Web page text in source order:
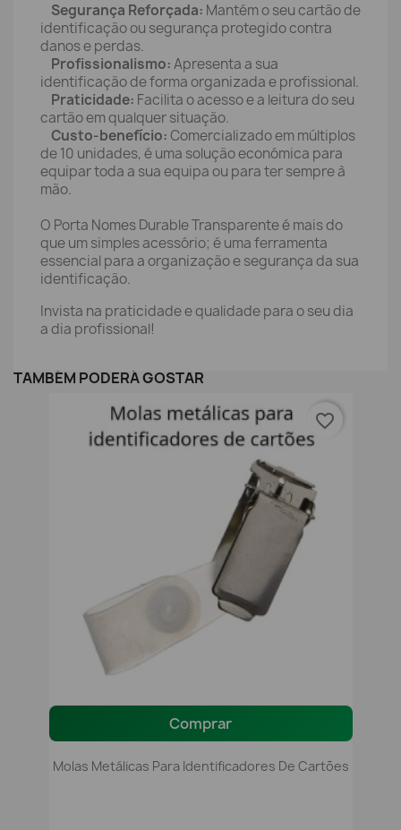
Segurança Reforçada: Mantém o seu cartão de
identificação ou segurança protegido contra
danos e perdas.
Profissionalismo:Apresenta a sua
identificação de forma organizada e profissional.
Praticidade: Facilita o acesso e a leitura do seu
cartão em qualquer situação.
Custo-benefício:Comercializado em múltiplos
de 10 unidades, é uma solução económica para
equipar toda a sua equipa ou para ter sempre à
mão.
O Porta Nomes Durable Transparente é mais do
que um simples acessório; é uma ferramenta
essencial para a organização e segurança da sua
identificação.
Invista na praticidade e qualidade para o seu dia
a dia profissional!
TAMBÉM PODERÁ GOSTAR
Comprar
Molas Metálicas Para Identificadores De Cartões
favorite_border